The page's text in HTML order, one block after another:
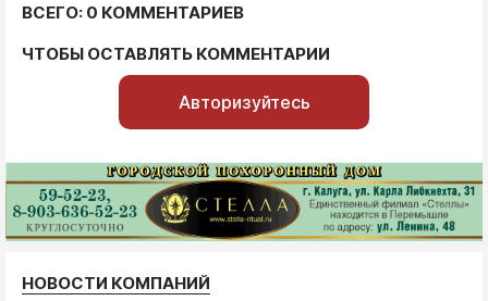
ВСЕГО: 0 КОММЕНТАРИЕВ
ЧТОБЫ ОСТАВЛЯТЬ КОММЕНТАРИИ
Авторизуйтесь
НОВОСТИ КОМПАНИЙ